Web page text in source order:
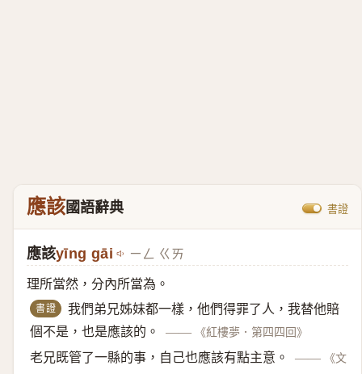
應該國語辭典 書證
應該yīng gāi ㄧㄥ ㄍㄞ
理所當然，分內所當為。
書證
我們弟兄姊妹都一樣，他們得罪了人，我替他賠
個不是，也是應該的。
—— 《紅樓夢．第四四回》
老兄既管了一縣的事，自己也應該有點主意。 ——
《文